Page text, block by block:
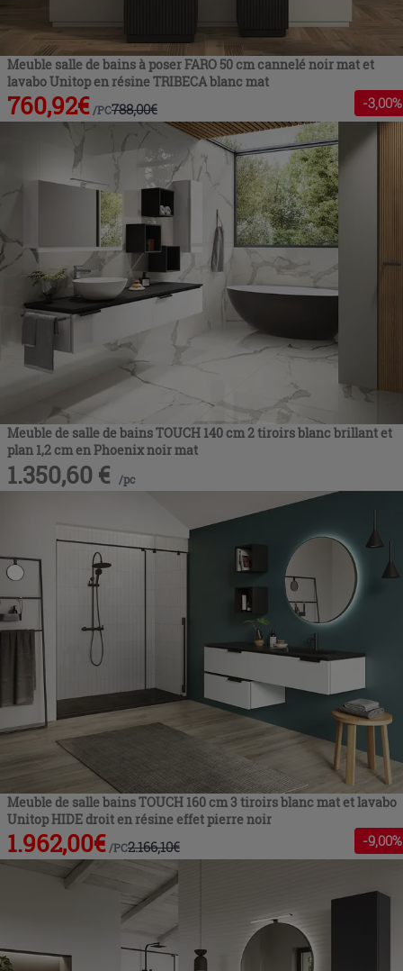
Meuble salle de bains à poser FARO 50 cm cannelé noir mat et
lavabo Unitop en résine TRIBECA blanc mat
760,92€ /PC788,00€ -3,00%
Meuble de salle de bains TOUCH 140 cm 2 tiroirs blanc brillant et
plan 1,2 cm en Phoenix noir mat
1.350,60 € /pc
Meuble de salle bains TOUCH 160 cm 3 tiroirs blanc mat et lavabo
Unitop HIDE droit en résine effet pierre noir
1.962,00€ /PC2.166,10€ -9,00%